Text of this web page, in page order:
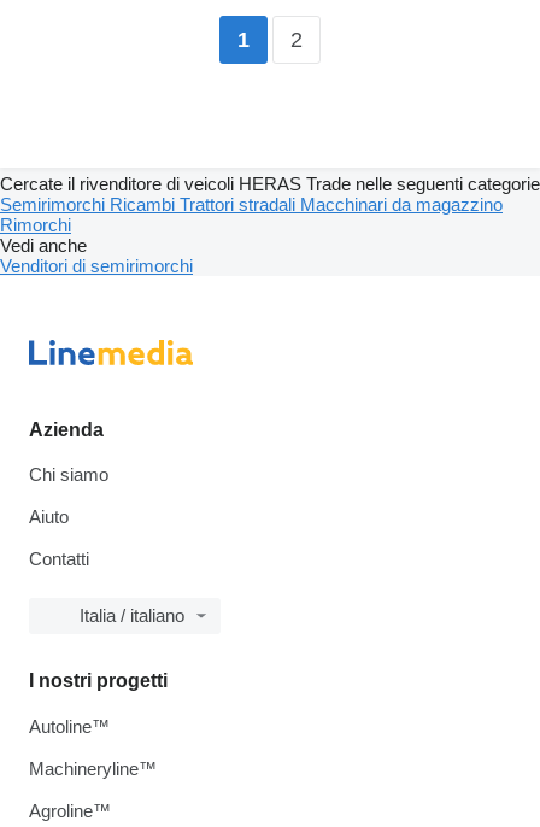
1 2
Cercate il rivenditore di veicoli HERAS Trade nelle seguenti categorie
Semirimorchi Ricambi Trattori stradali Macchinari da magazzino
Rimorchi
Vedi anche
Venditori di semirimorchi
Azienda
Chi siamo
Aiuto
Contatti
Italia / italiano
I nostri progetti
Autoline™
Machineryline™
Agroline™